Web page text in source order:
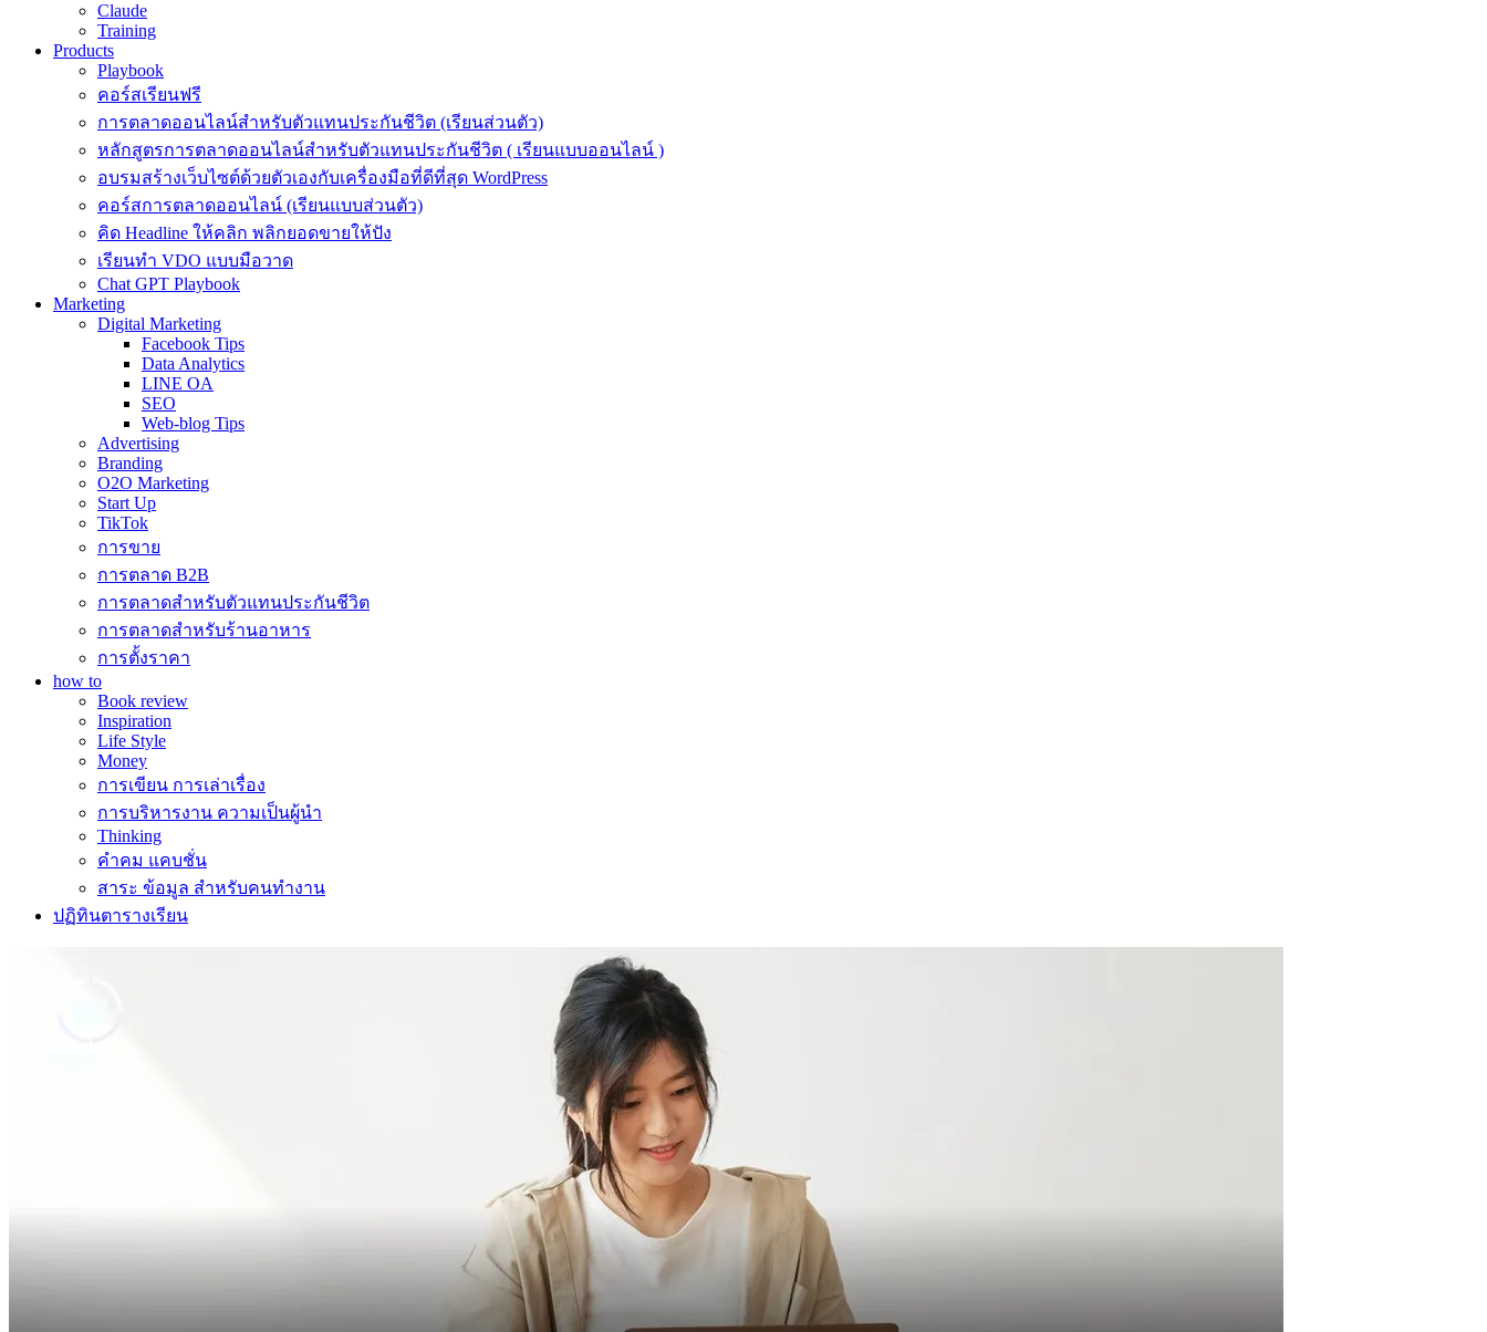
Claude
Training
Products
Playbook
คอร์สเรียนฟรี
การตลาดออนไลน์สำหรับตัวแทนประกันชีวิต (เรียนส่วนตัว)
หลักสูตรการตลาดออนไลน์สำหรับตัวแทนประกันชีวิต ( เรียนแบบออนไลน์ )
อบรมสร้างเว็บไซต์ด้วยตัวเองกับเครื่องมือที่ดีที่สุด WordPress
คอร์สการตลาดออนไลน์ (เรียนแบบส่วนตัว)
คิด Headline ให้คลิก พลิกยอดขายให้ปัง
เรียนทำ VDO แบบมือวาด
Chat GPT Playbook
Marketing
Digital Marketing
Facebook Tips
Data Analytics
LINE OA
SEO
Web-blog Tips
Advertising
Branding
O2O Marketing
Start Up
TikTok
การขาย
การตลาด B2B
การตลาดสำหรับตัวแทนประกันชีวิต
การตลาดสำหรับร้านอาหาร
การตั้งราคา
how to
Book review
Inspiration
Life Style
Money
การเขียน การเล่าเรื่อง
การบริหารงาน ความเป็นผู้นำ
Thinking
คำคม แคบชั่น
สาระ ข้อมูล สำหรับคนทำงาน
ปฏิทินตารางเรียน